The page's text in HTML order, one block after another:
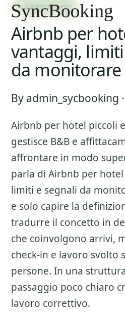
6 APRILE 2026
Airbnb per
vantaggi,
da monitorare
By admin_sycbooking
Airbnb per hotel piccoli
gestisce B&B e
affrontare in modo
parla di Airbnb per
limiti e segnali da
e solo capire la
tradurre il concetto in
che coinvolgono arrivi,
check-in e lavoro svolto
persone. In una
passaggio poco chiaro
lavoro correttivo.